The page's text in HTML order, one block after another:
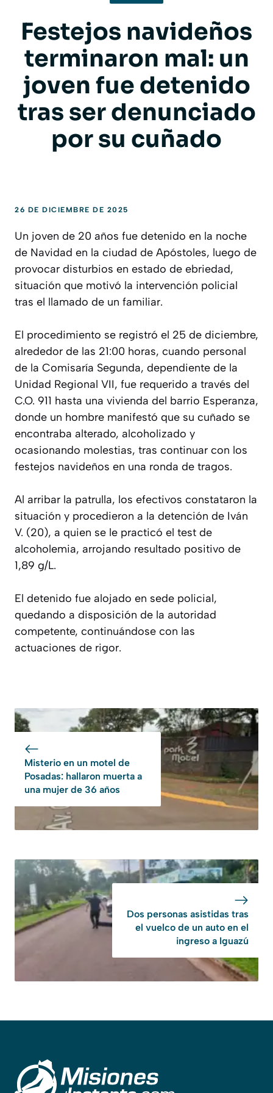
Festejos navideños
terminaron mal: un
joven fue detenido
tras ser denunciado
por su cuñado
26 DE DICIEMBRE DE 2025
Un joven de 20 años fue detenido en la noche
de Navidad en la ciudad de Apóstoles, luego de
provocar disturbios en estado de ebriedad,
situación que motivó la intervención policial
tras el llamado de un familiar.
El procedimiento se registró el 25 de diciembre,
alrededor de las 21:00 horas, cuando personal
de la Comisaría Segunda, dependiente de la
Unidad Regional VII, fue requerido a través del
C.O. 911 hasta una vivienda del barrio Esperanza,
donde un hombre manifestó que su cuñado se
encontraba alterado, alcoholizado y
ocasionando molestias, tras continuar con los
festejos navideños en una ronda de tragos.
Al arribar la patrulla, los efectivos constataron la
situación y procedieron a la detención de Iván
V. (20), a quien se le practicó el test de
alcoholemia, arrojando resultado positivo de
1,89 g/L.
El detenido fue alojado en sede policial,
quedando a disposición de la autoridad
competente, continuándose con las
actuaciones de rigor.
Misterio en un motel de
Posadas: hallaron muerta a
una mujer de 36 años
Dos personas asistidas tras
el vuelco de un auto en el
ingreso a Iguazú